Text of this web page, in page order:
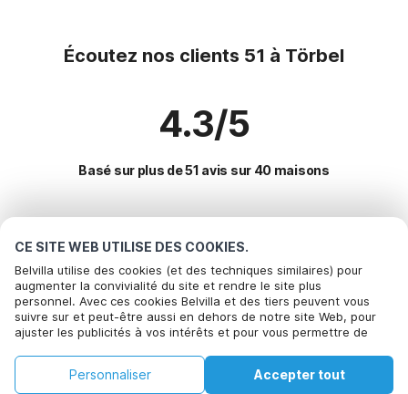
CE SITE WEB UTILISE DES COOKIES.
Belvilla utilise des cookies (et des techniques similaires) pour
augmenter la convivialité du site et rendre le site plus
personnel. Avec ces cookies Belvilla et des tiers peuvent vous
suivre sur et peut-être aussi en dehors de notre site Web, pour
ajuster les publicités à vos intérêts et pour vous permettre de
Accepter, vous acceptez de le faire. Plus d'informations peuvent
être trouvées dans notre
politique de cookie.
Accepter tout
Personnaliser
Écoutez nos clients 51 à Törbel
4.3/5
Basé sur plus de 51 avis sur 40 maisons
Destinations les plus populaires pour les
vacances
Villes offrant les meilleures commodités pour les vacances
Maison de vacances en station de ski orsieres
Maison de vacances en station de ski champery
Maison de vacances en station de ski val-dilliez
Commodités populaires pour les vacances en Torbel
Maison de vacances en station de ski
Villes populaires pour les vacances en Valais